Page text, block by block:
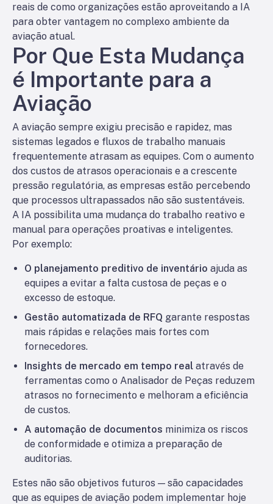
reais de como organizações estão aproveitando a IA
para obter vantagem no complexo ambiente da
aviação atual.
Por Que Esta Mudança
é Importante para a
Aviação
A aviação sempre exigiu precisão e rapidez, mas
sistemas legados e fluxos de trabalho manuais
frequentemente atrasam as equipes. Com o aumento
dos custos de atrasos operacionais e a crescente
pressão regulatória, as empresas estão percebendo
que processos ultrapassados não são sustentáveis.
A IA possibilita uma mudança do trabalho reativo e
manual para operações proativas e inteligentes.
Por exemplo:
O planejamento preditivo de inventário ajuda as
equipes a evitar a falta custosa de peças e o
excesso de estoque.
Gestão automatizada de RFQ garante respostas
mais rápidas e relações mais fortes com
fornecedores.
Insights de mercado em tempo real através de
ferramentas como o Analisador de Peças reduzem
atrasos no fornecimento e melhoram a eficiência
de custos.
A automação de documentos minimiza os riscos
de conformidade e otimiza a preparação de
auditorias.
Estes não são objetivos futuros — são capacidades
que as equipes de aviação podem implementar hoje